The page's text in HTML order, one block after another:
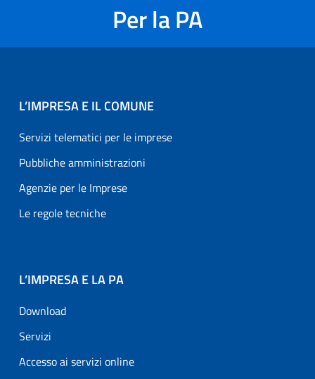
Per la PA
L’IMPRESA E IL COMUNE
Servizi telematici per le imprese
Pubbliche amministrazioni
Agenzie per le Imprese
Le regole tecniche
L’IMPRESA E LA PA
Download
Servizi
Accesso ai servizi online